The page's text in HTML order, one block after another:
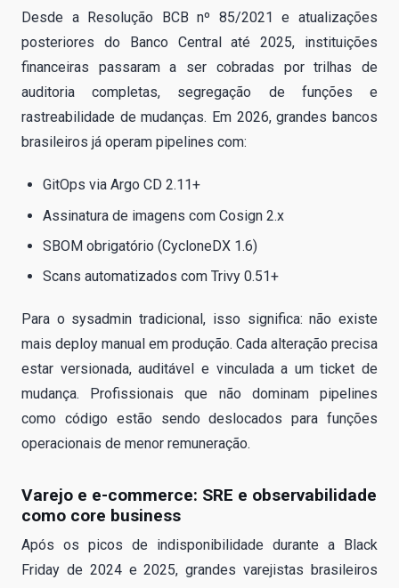
Desde a Resolução BCB nº 85/2021 e atualizações
posteriores do Banco Central até 2025, instituições
financeiras passaram a ser cobradas por trilhas de
auditoria completas, segregação de funções e
rastreabilidade de mudanças. Em 2026, grandes bancos
brasileiros já operam pipelines com:
GitOps via Argo CD 2.11+
Assinatura de imagens com Cosign 2.x
SBOM obrigatório (CycloneDX 1.6)
Scans automatizados com Trivy 0.51+
Para o sysadmin tradicional, isso significa: não existe
mais deploy manual em produção. Cada alteração precisa
estar versionada, auditável e vinculada a um ticket de
mudança. Profissionais que não dominam pipelines
como código estão sendo deslocados para funções
operacionais de menor remuneração.
Varejo e e-commerce: SRE e observabilidade
como core business
Após os picos de indisponibilidade durante a Black
Friday de 2024 e 2025, grandes varejistas brasileiros